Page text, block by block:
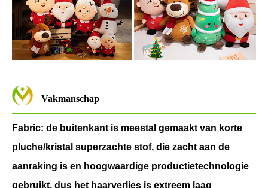
Vakmanschap
Fabric: de buitenkant is meestal gemaakt van korte
pluche/kristal superzachte stof, die zacht aan de
aanraking is en hoogwaardige productietechnologie
gebruikt, dus het haarverlies is extreem laag